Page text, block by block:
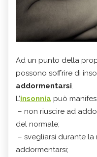
Ad un punto della
possono soffrire di
addormentarsi.
L’insonnia può
– non riuscire ad
del normale;
– svegliarsi durante
addormentarsi;